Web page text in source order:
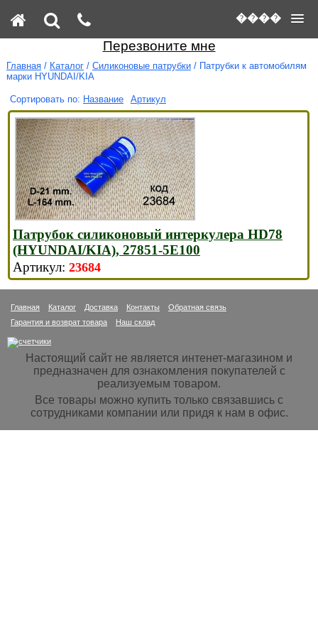
����
Перезвоните мне
Главная/ Каталог/ Силиконовые патрубки/ Патрубки к автомобилям
марки HYUNDAI/KIA
Название Артикул
Патрубок силиконовый интеркулера HD78
(HYUNDAI/KIA), 27851-5Е100
23684
Главная Каталог Доставка Контакты
Обратная связь
Гарантия и возврат товара
Наш склад
Настоящий сайт не является интенет-магазином и
предназначен для ознакомления покупателей с
реализуемым товаром.
Все товары можно купить только связавшись с
сотрудниками компании или придя к нам в офис.